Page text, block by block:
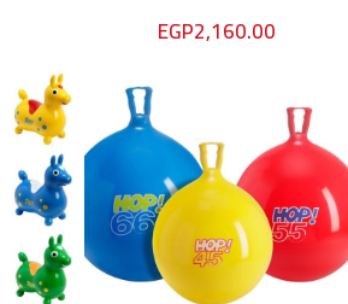
EGP2,160.00